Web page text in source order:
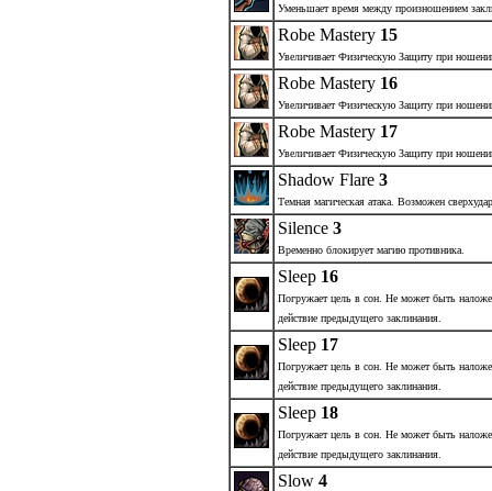
Уменьшает время между произношением
Robe Mastery 15
Увеличивает Физическую Защиту при
Robe Mastery 16
Увеличивает Физическую Защиту при
Robe Mastery 17
Увеличивает Физическую Защиту при
Shadow Flare 3
Темная магическая атака. Возможен
Silence 3
Временно блокирует магию противника.
Sleep 16
Погружает цель в сон. Не может быть
действие предыдущего заклинания.
Sleep 17
Погружает цель в сон. Не может быть
действие предыдущего заклинания.
Sleep 18
Погружает цель в сон. Не может быть
действие предыдущего заклинания.
Slow 4